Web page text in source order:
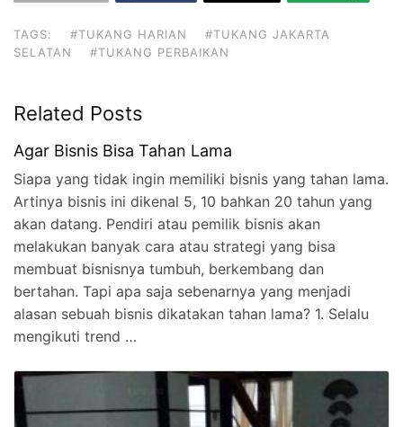
TAGS: #TUKANG HARIAN
#TUKANG JAKARTA
SELATAN
#TUKANG PERBAIKAN
Related Posts
Agar Bisnis Bisa Tahan Lama
Siapa yang tidak ingin memiliki bisnis yang tahan lama.
Artinya bisnis ini dikenal 5, 10 bahkan 20 tahun yang
akan datang. Pendiri atau pemilik bisnis akan
melakukan banyak cara atau strategi yang bisa
membuat bisnisnya tumbuh, berkembang dan
bertahan. Tapi apa saja sebenarnya yang menjadi
alasan sebuah bisnis dikatakan tahan lama? 1. Selalu
mengikuti trend …